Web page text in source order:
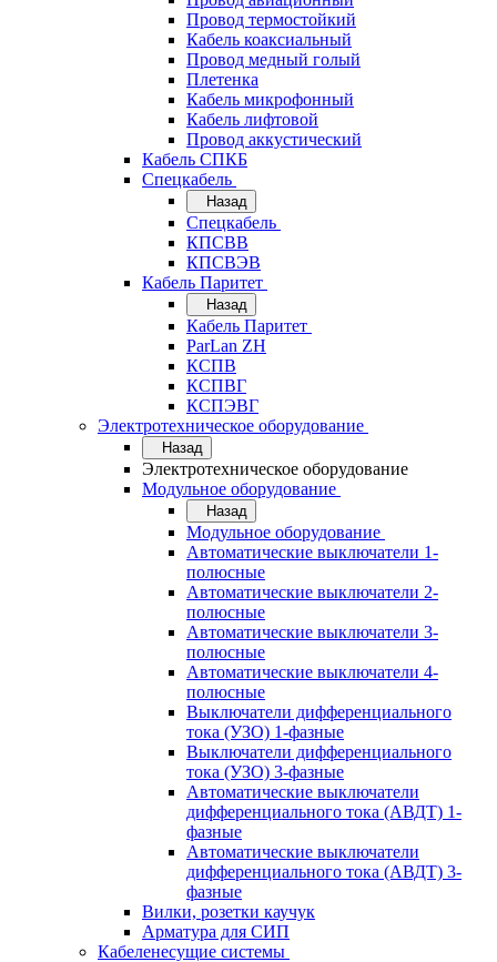
Провод термостойкий
Кабель коаксиальный
Провод медный голый
Плетенка
Кабель микрофонный
Кабель лифтовой
Провод аккустический
Кабель СПКБ
Спецкабель
Назад
Спецкабель
КПСВВ
КПСВЭВ
Кабель Паритет
Назад
Кабель Паритет
ParLan ZH
КСПВ
КСПВГ
КСПЭВГ
Электротехническое оборудование
Назад
Электротехническое оборудование
Модульное оборудование
Назад
Модульное оборудование
Автоматические выключатели 1-
полюсные
Автоматические выключатели 2-
полюсные
Автоматические выключатели 3-
полюсные
Автоматические выключатели 4-
полюсные
Выключатели дифференциального
тока (УЗО) 1-фазные
Выключатели дифференциального
тока (УЗО) 3-фазные
Автоматические выключатели
дифференциального тока (АВДТ) 1-
фазные
Автоматические выключатели
дифференциального тока (АВДТ) 3-
фазные
Вилки, розетки каучук
Арматура для СИП
Кабеленесущие системы